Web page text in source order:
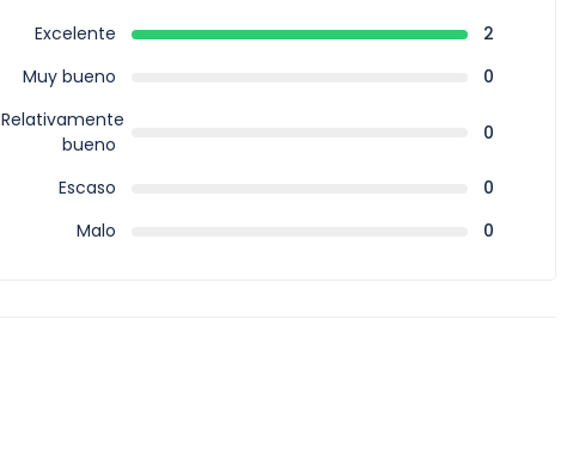
Excelente
2
Muy bueno
0
Relativamente
bueno
0
Escaso
0
Malo
0